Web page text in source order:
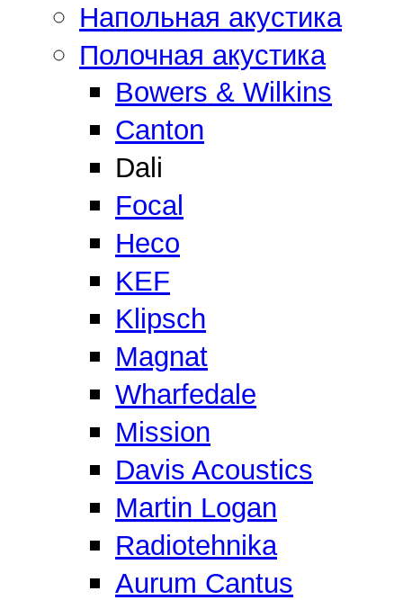
Напольная акустика
Полочная акустика
Bowers & Wilkins
Canton
Dali
Focal
Heco
KEF
Klipsch
Magnat
Wharfedale
Mission
Davis Acoustics
Martin Logan
Radiotehnika
Aurum Cantus